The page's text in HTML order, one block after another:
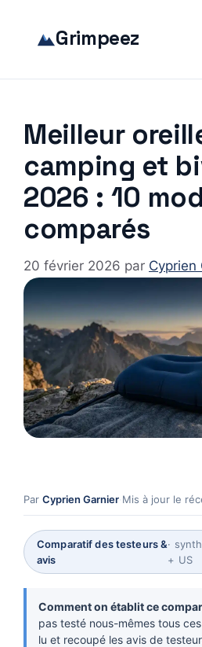
contenu Grimpeez
Meilleur
camping et
2026 : 10
comparés
20 février 2026 par Cyprien
Par Cyprien Garnier Mis à jour le
Comparatif des testeurs &
avis
·
+ US
Comment on établit ce
pas testé nous-mêmes tous
lu et recoupé les avis de